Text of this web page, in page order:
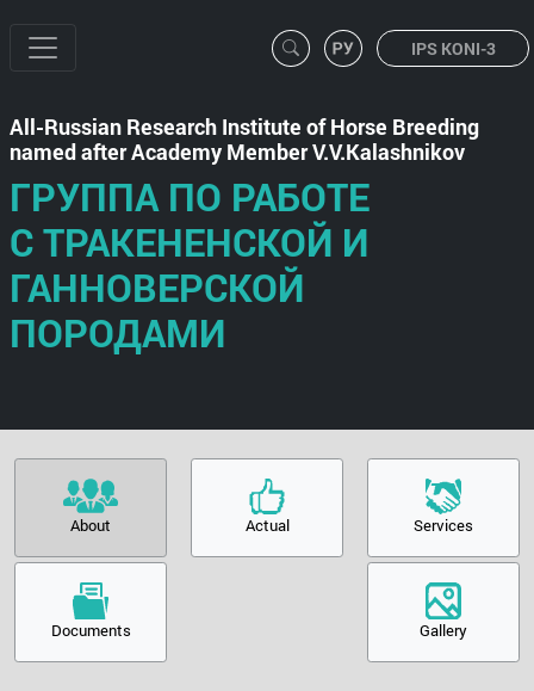
IPS KONI-3
All-Russian Research Institute of Horse Breeding
named after Academy Member V.V.Kalashnikov
ГРУППА ПО РАБОТЕ
С ТРАКЕНЕНСКОЙ И
ГАННОВЕРСКОЙ
ПОРОДАМИ
About Actual Services
Documents Gallery